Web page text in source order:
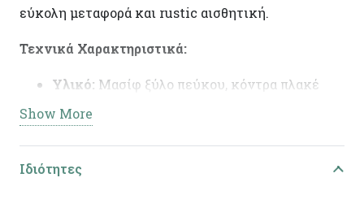
εύκολη μεταφορά και rustic αισθητική.
Τεχνικά Χαρακτηριστικά:
Υλικό: Μασίφ ξύλο πεύκου, κόντρα πλακέ
πάτος
Διαστάσεις:
Show More
Ιδιότητες